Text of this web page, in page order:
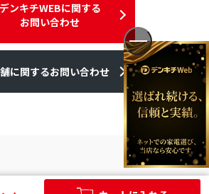
デンキチWEBに関する
お問い合わせ
に関するお問い合わせ
ルサイン発行のSSL電子証明書を使用して